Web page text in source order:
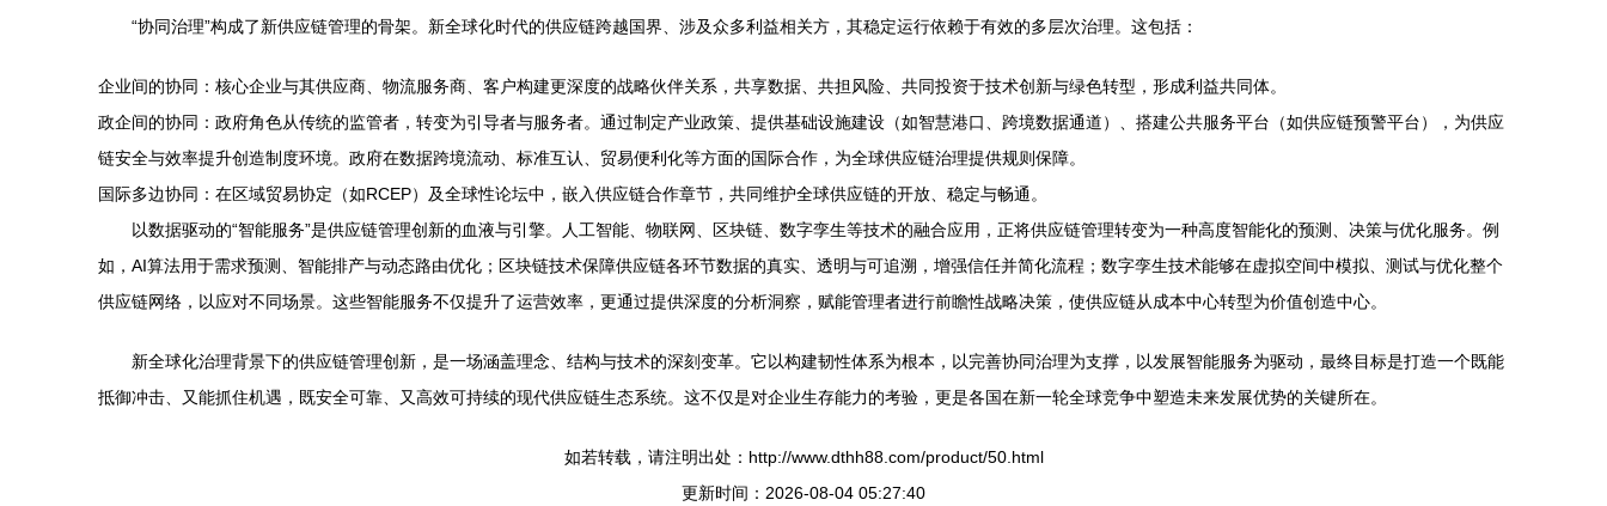
“协同治理”构成了新供应链管理的骨架。新全球化时代的供应链跨越国界、涉及众多利益相关方，其稳定运行依赖于有效的多层次治理。这包括：
企业间的协同：核心企业与其供应商、物流服务商、客户构建更深度的战略伙伴关系，共享数据、共担风险、共同投资于技术创新与绿色转型，形成利益共同体。
政企间的协同：政府角色从传统的监管者，转变为引导者与服务者。通过制定产业政策、提供基础设施建设（如智慧港口、跨境数据通道）、搭建公共服务平台（如供应链预警平台），为供应
链安全与效率提升创造制度环境。政府在数据跨境流动、标准互认、贸易便利化等方面的国际合作，为全球供应链治理提供规则保障。
国际多边协同：在区域贸易协定（如RCEP）及全球性论坛中，嵌入供应链合作章节，共同维护全球供应链的开放、稳定与畅通。
以数据驱动的“智能服务”是供应链管理创新的血液与引擎。人工智能、物联网、区块链、数字孪生等技术的融合应用，正将供应链管理转变为一种高度智能化的预测、决策与优化服务。例
如，AI算法用于需求预测、智能排产与动态路由优化；区块链技术保障供应链各环节数据的真实、透明与可追溯，增强信任并简化流程；数字孪生技术能够在虚拟空间中模拟、测试与优化整个
供应链网络，以应对不同场景。这些智能服务不仅提升了运营效率，更通过提供深度的分析洞察，赋能管理者进行前瞻性战略决策，使供应链从成本中心转型为价值创造中心。
新全球化治理背景下的供应链管理创新，是一场涵盖理念、结构与技术的深刻变革。它以构建韧性体系为根本，以完善协同治理为支撑，以发展智能服务为驱动，最终目标是打造一个既能
抵御冲击、又能抓住机遇，既安全可靠、又高效可持续的现代供应链生态系统。这不仅是对企业生存能力的考验，更是各国在新一轮全球竞争中塑造未来发展优势的关键所在。
如若转载，请注明出处：http://www.dthh88.com/product/50.html
更新时间：2026-08-04 05:27:40